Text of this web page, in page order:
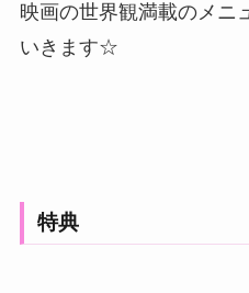
映画の世界観満載のメニ
いきます☆
特典